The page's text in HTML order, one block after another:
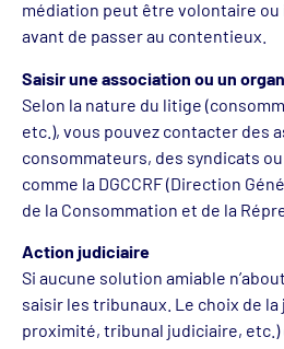
médiation peut être volontaire ou
avant de passer au contentieux.
Saisir une association ou un
Selon la nature du litige
etc.), vous pouvez contacter des
consommateurs, des syndicats
comme la DGCCRF (Direction
de la Consommation et de la
Action judiciaire
Si aucune solution amiable
saisir les tribunaux. Le choix de
proximité, tribunal judiciaire, etc.)